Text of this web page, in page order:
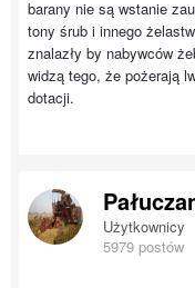
barany nie są wstanie
tony śrub i innego
znalazły by nabywców
widzą tego, że pożerają
dotacji.
Użytkownicy
5979 postów